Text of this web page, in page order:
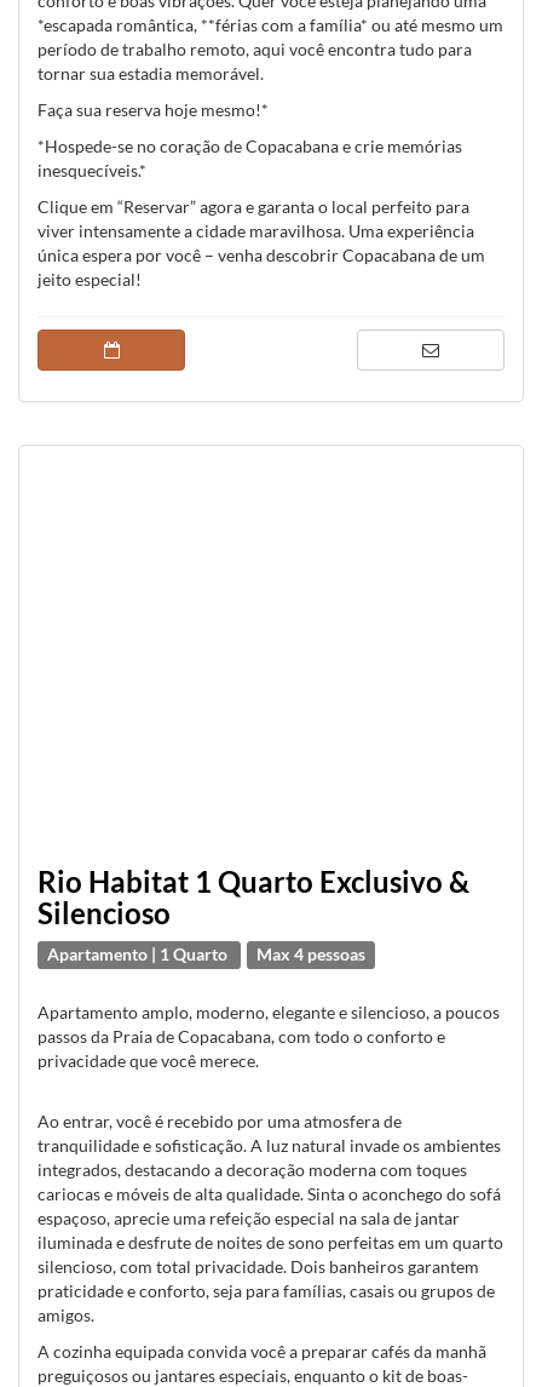
*escapada romântica, **férias com a família* ou até mesmo um
período de trabalho remoto, aqui você encontra tudo para
tornar sua estadia memorável.
Faça sua reserva hoje mesmo!*
*Hospede-se no coração de Copacabana e crie memórias
inesquecíveis.*
Clique em “Reservar” agora e garanta o local perfeito para
viver intensamente a cidade maravilhosa. Uma experiência
única espera por você – venha descobrir Copacabana de um
jeito especial!
Rio Habitat 1 Quarto Exclusivo &
Silencioso
Apartamento | 1 Quarto Max 4 pessoas
Apartamento amplo, moderno, elegante e silencioso, a poucos
passos da Praia de Copacabana, com todo o conforto e
privacidade que você merece.
Ao entrar, você é recebido por uma atmosfera de
tranquilidade e sofisticação. A luz natural invade os ambientes
integrados, destacando a decoração moderna com toques
cariocas e móveis de alta qualidade. Sinta o aconchego do sofá
espaçoso, aprecie uma refeição especial na sala de jantar
iluminada e desfrute de noites de sono perfeitas em um quarto
silencioso, com total privacidade. Dois banheiros garantem
praticidade e conforto, seja para famílias, casais ou grupos de
amigos.
A cozinha equipada convida você a preparar cafés da manhã
preguiçosos ou jantares especiais, enquanto o kit de boas-